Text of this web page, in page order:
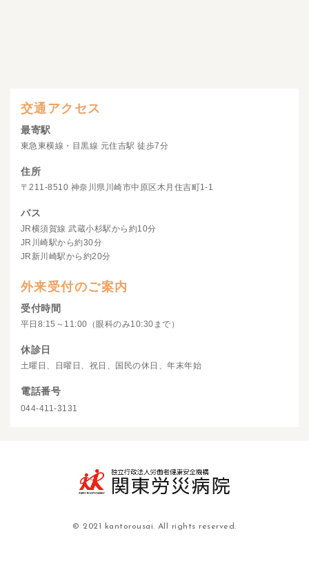
交通アクセス
最寄駅
東急東横線・目黒線 元住吉駅 徒歩7分
住所
〒211-8510 神奈川県川崎市中原区木月住吉町1-1
バス
JR横須賀線 武蔵小杉駅から約10分
JR川崎駅から約30分
JR新川崎駅から約20分
外来受付のご案内
受付時間
平日8:15～11:00（眼科のみ10:30まで）
休診日
土曜日、日曜日、祝日、国民の休日、年末年始
電話番号
044-411-3131
© 2021 kantorousai. All rights reserved.